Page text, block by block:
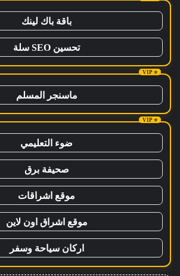
باقة باك لينك
تحسين SEO سلة
ماسنجر المسلم
ضوء التعليمي
صحيفة برق
موقع اشراقات
موقع اشراق اون لاين
اركان سياحة وسفر